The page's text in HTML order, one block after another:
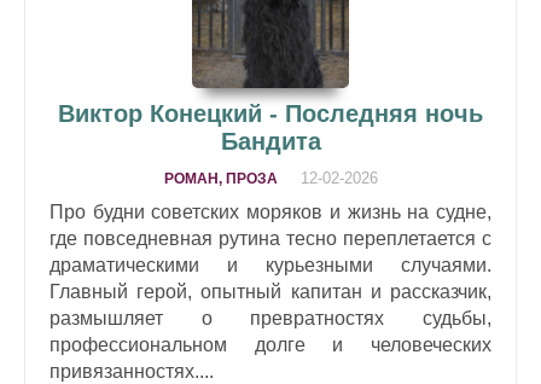
Виктор Конецкий - Последняя ночь
Бандита
РОМАН, ПРОЗА 12-02-2026
Про будни советских моряков и жизнь на судне,
где повседневная рутина тесно переплетается с
драматическими и курьезными случаями.
Главный герой, опытный капитан и рассказчик,
размышляет о превратностях судьбы,
профессиональном долге и человеческих
привязанностях....